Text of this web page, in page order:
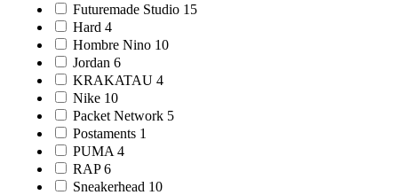
Futuremade Studio 15
Hard 4
Hombre Nino 10
Jordan 6
KRAKATAU 4
Nike 10
Packet Network 5
Postaments 1
PUMA 4
RAP 6
Sneakerhead 10